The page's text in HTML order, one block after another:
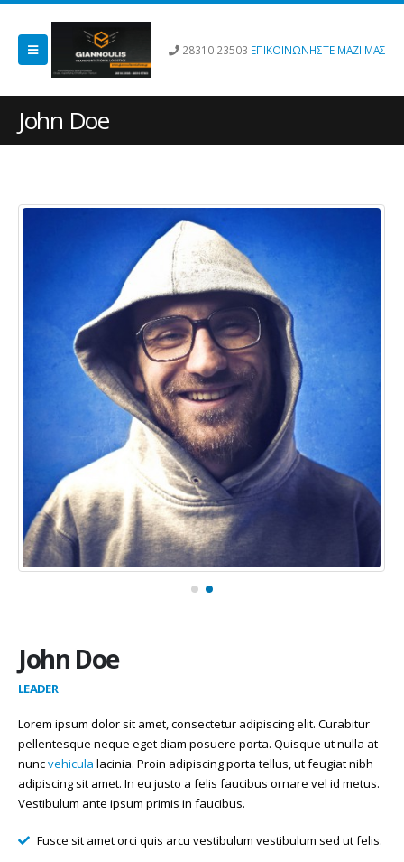
28310 23503 ΕΠΙΚΟΙΝΩΝΗΣΤΕ ΜΑΖΙ ΜΑΣ
John Doe
John Doe
LEADER
Lorem ipsum dolor sit amet, consectetur adipiscing elit. Curabitur
pellentesque neque eget diam posuere porta. Quisque ut nulla at
nuncvehicula lacinia. Proin adipiscing porta tellus, ut feugiat nibh
adipiscing sit amet. In eu justo a felis faucibus ornare vel id metus.
Vestibulum ante ipsum primis in faucibus.
Fusce sit amet orci quis arcu vestibulum vestibulum sed ut felis.